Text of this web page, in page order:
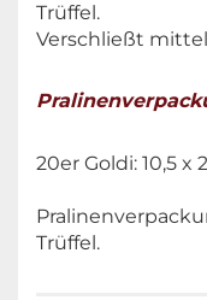
Trüffel.
Verschließt
20er Goldi: 10,5 x
Trüffel.